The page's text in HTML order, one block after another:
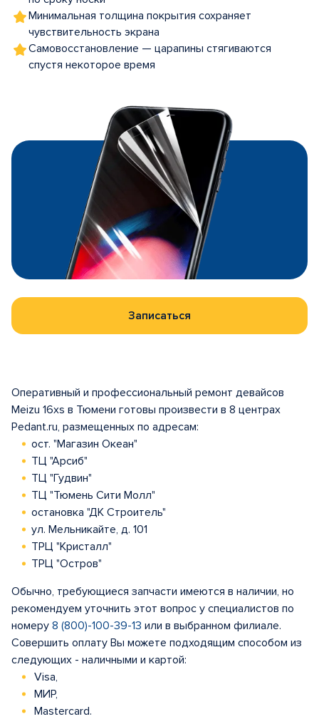
Минимальная толщина покрытия сохраняет
чувствительность экрана
Самовосстановление — царапины стягиваются
спустя некоторое время
Записаться
Оперативный и профессиональный ремонт девайсов
Meizu 16xs в Тюмени готовы произвести в 8 центрах
Pedant.ru, размещенных по адресам:
ост. "Магазин Океан"
ТЦ "Арсиб"
ТЦ "Гудвин"
ТЦ "Тюмень Сити Молл"
остановка "ДК Строитель"
ул. Мельникайте, д. 101
ТРЦ "Кристалл"
ТРЦ "Остров"
Обычно, требующиеся запчасти имеются в наличии, но
рекомендуем уточнить этот вопрос у специалистов по
номеру 8 (800)-100-39-13 или в выбранном филиале.
Совершить оплату Вы можете подходящим способом из
следующих - наличными и картой:
Visa,
МИР,
Mastercard.